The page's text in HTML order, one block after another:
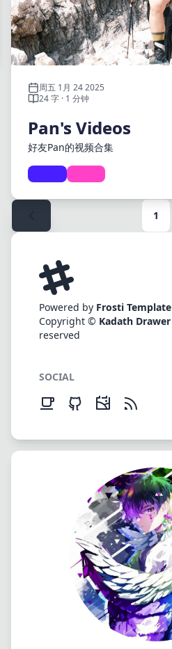
周五 1月 24 2025
24 字 · 1 分钟
Pan's Videos
好友Pan的视频合集
1
Powered by Frosti Template
Copyright © Kadath Drawer
reserved
SOCIAL